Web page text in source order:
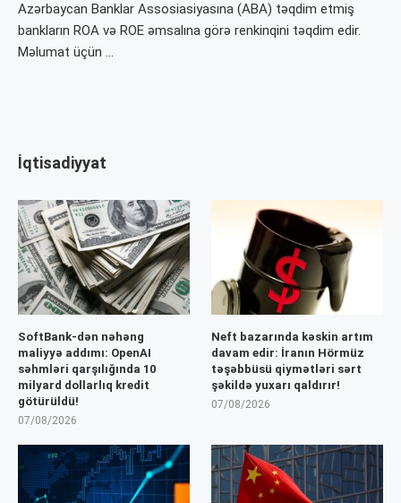
Azərbaycan Banklar Assosiasiyasına (ABA) təqdim etmiş
bankların ROA və ROE əmsalına görə renkinqini təqdim edir.
Məlumat üçün …
İqtisadiyyat
SoftBank-dən nəhəng
maliyyə addımı: OpenAI
səhmləri qarşılığında 10
milyard dollarlıq kredit
götürüldü!
07/08/2026
Neft bazarında kəskin artım
davam edir: İranın Hörmüz
təşəbbüsü qiymətləri sərt
şəkildə yuxarı qaldırır!
07/08/2026